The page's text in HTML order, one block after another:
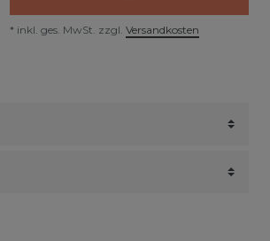
* inkl. ges. MwSt. zzgl. Versandkosten